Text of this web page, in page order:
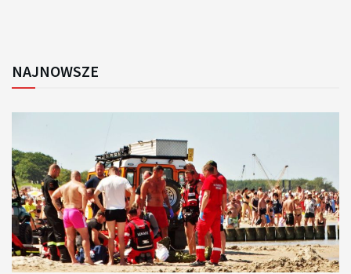
NAJNOWSZE